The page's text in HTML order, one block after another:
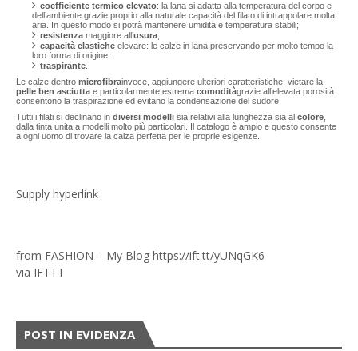
coefficiente termico elevato: la lana si adatta alla temperatura del corpo e
dell’ambiente grazie proprio alla naturale capacità del filato di intrappolare molta
aria. In questo modo si potrà mantenere umidità e temperatura stabili;
resistenza maggiore all’usura;
capacità elastiche elevare: le calze in lana preservando per molto tempo la
loro forma di origine;
traspirante
Le calze dentro microfibrainvece, aggiungere ulteriori caratteristiche: vietare la
pelle ben asciutta e particolarmente estrema comoditàgrazie all’elevata porosità
consentono la traspirazione ed evitano la condensazione del sudore.
Tutti i filati si declinano in diversi modelli sia relativi alla lunghezza sia al colore
dalla tinta unita a modelli molto più particolari. Il catalogo è ampio e questo consente
a ogni uomo di trovare la calza perfetta per le proprie esigenze.
Supply hyperlink
from FASHION – My Blog https://ift.tt/yUNqGK6
via IFTTT
POST IN EVIDENZA